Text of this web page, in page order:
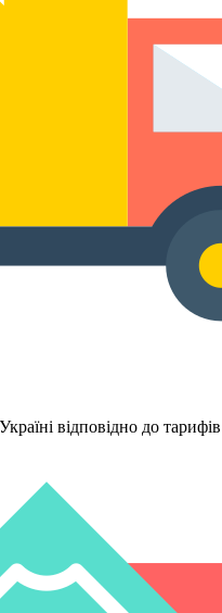
відповідно до